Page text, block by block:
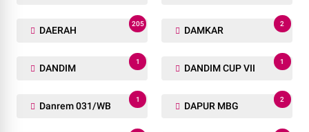
DAERAH
205
DAMKAR
2
DANDIM
1
DANDIM CUP VII
1
Danrem 031/WB
1
DAPUR MBG
2